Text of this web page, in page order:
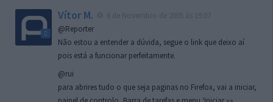
Vítor M.
@Reporter
Não estou a entender a dúvida, segue o link que deixo aí
pois está a funcionar perfeitamente.
@rui
para abrires tudo o que seja paginas no Firefox, vai a iniciar,